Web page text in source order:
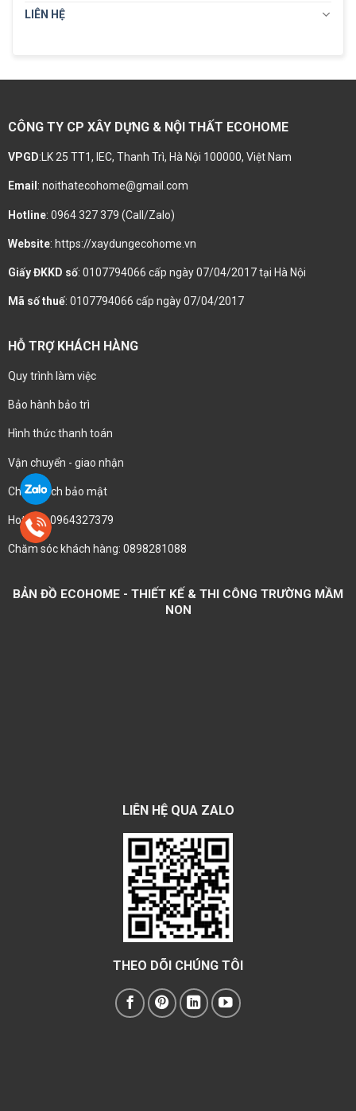
LIÊN HỆ
CÔNG TY CP XÂY DỰNG & NỘI THẤT ECOHOME
VPGD:LK 25 TT1, IEC, Thanh Trì, Hà Nội 100000, Việt Nam
Email : noithatecohome@gmail.com
Hotline: 0964 327 379 (Call/Zalo)
Website: https://xaydungecohome.vn
Giấy ĐKKD số: 0107794066 cấp ngày 07/04/2017 tại Hà Nội
Mã số thuế: 0107794066 cấp ngày 07/04/2017
HỖ TRỢ KHÁCH HÀNG
Quy trình làm việc
Bảo hành bảo trì
Hình thức thanh toán
Vận chuyển - giao nhận
Chính sách bảo mật
Hotline : 0964327379
Chăm sóc khách hàng: 0898281088
BẢN ĐỒ ECOHOME - THIẾT KẾ & THI CÔNG TRƯỜNG MẦM
NON
LIÊN HỆ QUA ZALO
THEO DÕI CHÚNG TÔI